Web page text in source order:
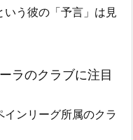
う彼の「予言」は見
ラのクラブに注目
ンリーグ所属のクラ